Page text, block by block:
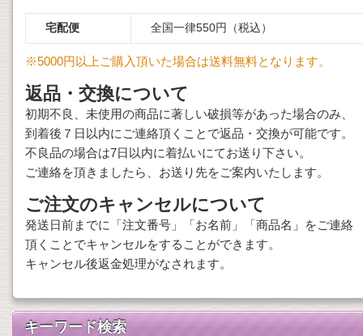
宅配便 全国一律550円（税込）
※5000円以上ご購入頂いた場合は送料無料となります。
返品・交換について
初期不良、未使用の商品に著しい破損等があった場合のみ、
到着後７日以内にご連絡頂くことで返品・交換が可能です。
不良品の場合は7日以内に着払いにてお送り下さい。
ご連絡を頂きましたら、お送り先をご案内いたします。
ご注文のキャンセルについて
発送日前までに「注文番号」「お名前」「商品名」をご連絡
頂くことでキャンセルをすることができます。
キャンセル後返金処理がなされます。
キーワード検索